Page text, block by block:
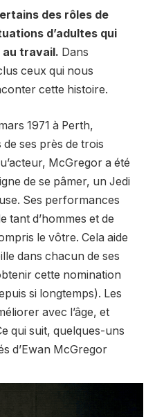
des rôles de
d’adultes qui
au travail. Dans
ceux qui nous
cette histoire.
1971 à Perth,
ses près de trois
McGregor a été
de se pâmer, un Jedi
Ses performances
tant d’hommes et de
le vôtre. Cela aide
dans chacun de ses
cette nomination
si longtemps). Les
avec l’âge, et
qui suit, quelques-uns
d’Ewan McGregor